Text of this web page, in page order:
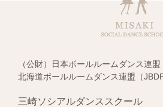
（公財）日本ボールルームダンス連
北海道ボールルームダンス連盟（
三崎ソシアルダンススクール